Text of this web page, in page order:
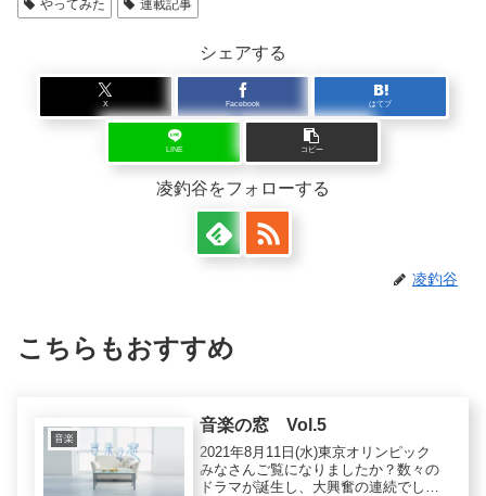
やってみた
連載記事
シェアする
X Facebook はてブ
LINE コピー
凌釣谷をフォローする
凌釣谷
こちらもおすすめ
音楽
音楽の窓 Vol.5
2021年8月11日(水)東京オリンピック
みなさんご覧になりましたか？数々の
ドラマが誕生し、大興奮の連続でした